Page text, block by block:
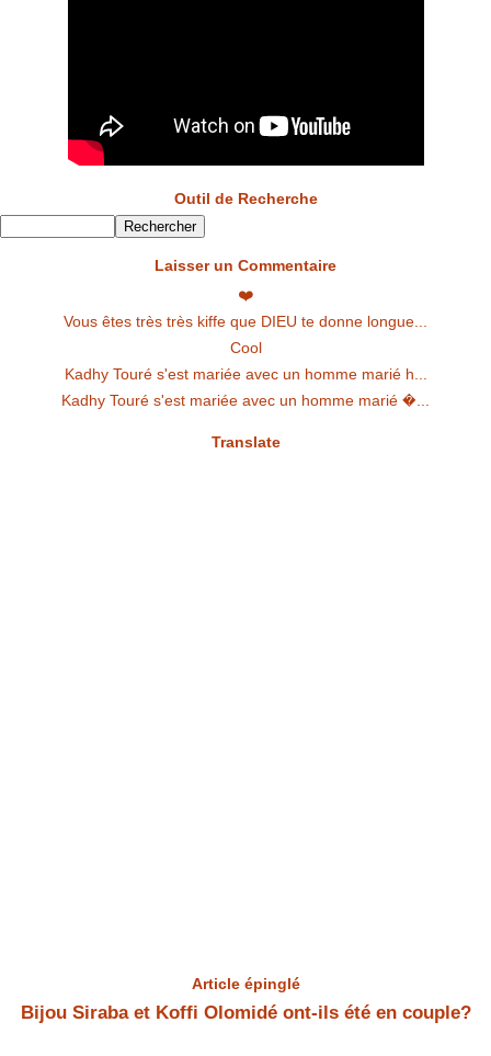
Outil de Recherche
Laisser un Commentaire
❤️
Vous êtes très très kiffe que DIEU te donne longue...
Cool
Kadhy Touré s'est mariée avec un homme marié h...
Kadhy Touré s'est mariée avec un homme marié �...
Translate
Article épinglé
Bijou Siraba et Koffi Olomidé ont-ils été en couple?